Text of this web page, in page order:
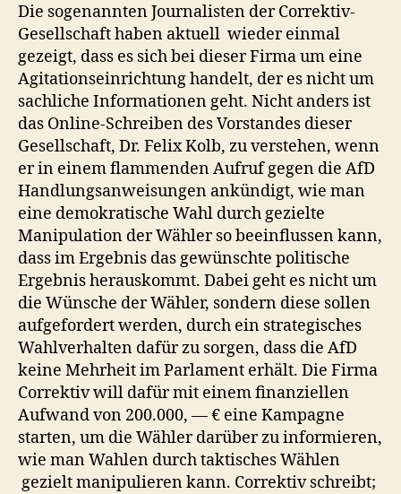
Die sogenannten Journalisten der Correktiv-
Gesellschaft haben aktuell wieder einmal
gezeigt, dass es sich bei dieser Firma um eine
Agitationseinrichtung handelt, der es nicht um
sachliche Informationen geht. Nicht anders ist
das Online-Schreiben des Vorstandes dieser
Gesellschaft, Dr. Felix Kolb, zu verstehen, wenn
er in einem flammenden Aufruf gegen die AfD
Handlungsanweisungen ankündigt, wie man
eine demokratische Wahl durch gezielte
Manipulation der Wähler so beeinflussen kann,
dass im Ergebnis das gewünschte politische
Ergebnis herauskommt. Dabei geht es nicht um
die Wünsche der Wähler, sondern diese sollen
aufgefordert werden, durch ein strategisches
Wahlverhalten dafür zu sorgen, dass die AfD
keine Mehrheit im Parlament erhält. Die Firma
Correktiv will dafür mit einem finanziellen
Aufwand von 200.000, — € eine Kampagne
starten, um die Wähler darüber zu informieren,
wie man Wahlen durch taktisches Wählen
gezielt manipulieren kann. Correktiv schreibt;